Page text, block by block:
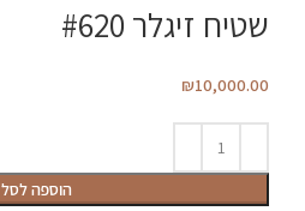
שטיח זיגלר #620
₪10,000.00
הוספה לסל